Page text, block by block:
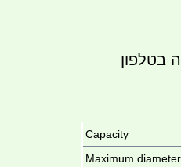
בטלפון
Capacity
Maximum diameter